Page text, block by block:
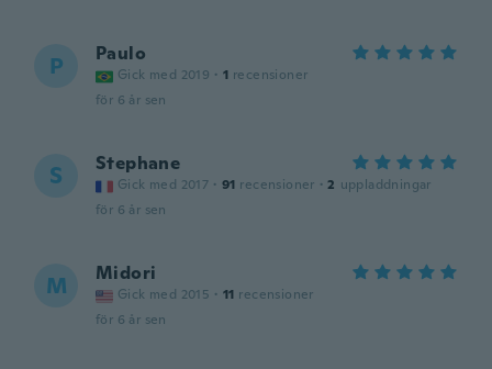
P Paulo
Gick med 2019 · 1 recensioner
för 6 år sen
S Stephane
Gick med 2017 · 91 recensioner · 2 uppladdningar
för 6 år sen
M Midori
Gick med 2015 · 11 recensioner
för 6 år sen